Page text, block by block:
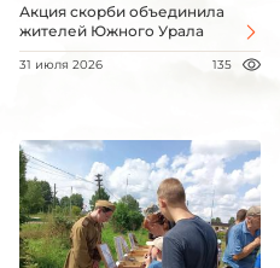
Акция скорби объединила
жителей Южного Урала
31 июля 2026 135